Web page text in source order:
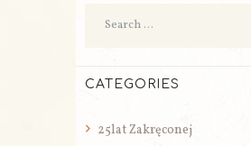
CATEGORIES
25lat Zakręconej